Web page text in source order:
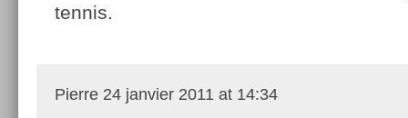
tennis.
Pierre 24 janvier 2011 at 14:34